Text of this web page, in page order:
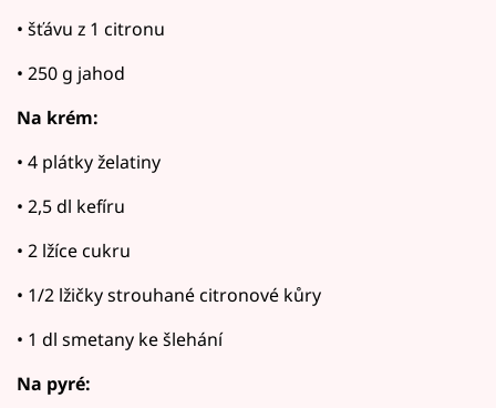
• šťávu z 1 citronu
• 250 g jahod
Na krém:
• 4 plátky želatiny
• 2,5 dl kefíru
• 2 lžíce cukru
• 1/2 lžičky strouhané citronové kůry
• 1 dl smetany ke šlehání
Na pyré: